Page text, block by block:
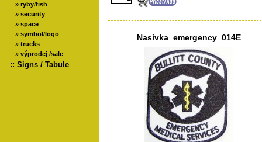
» ryby/fish
» security
» space
» symbol/logo
» trucks
» výprodej /sale
:: Signs / Tabule
Nasivka_emergency_014E